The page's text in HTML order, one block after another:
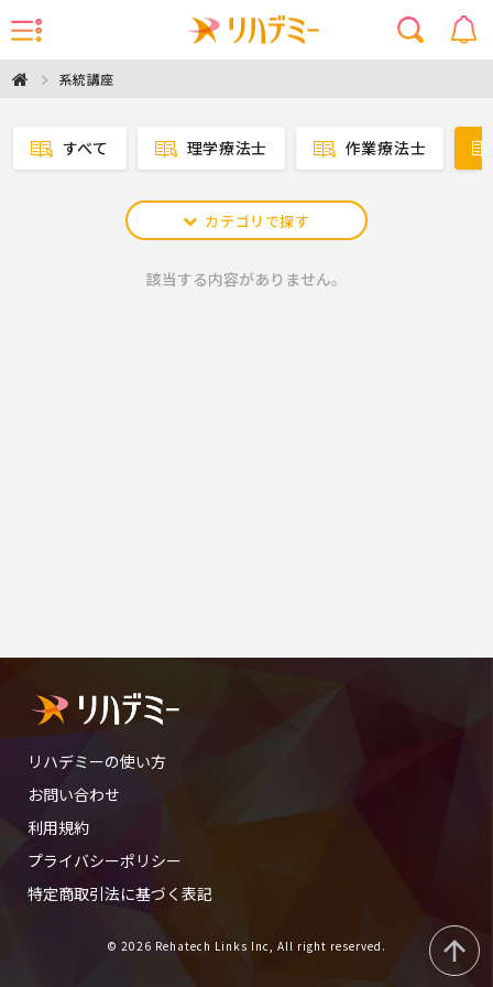
系統講座
すべて 理学療法士 作業療法士
カテゴリで探す
該当する内容がありません。
リハデミーの使い方
お問い合わせ
利用規約
プライバシーポリシー
特定商取引法に基づく表記
© 2026 Rehatech Links Inc, All right reserved.